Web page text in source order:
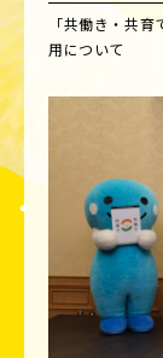
「共働き・共
用について